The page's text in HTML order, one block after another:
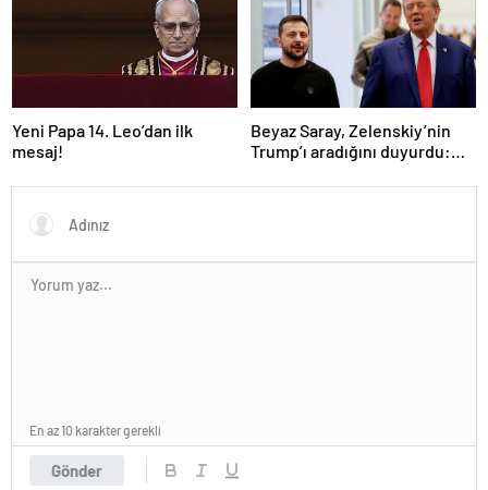
Yeni Papa 14. Leo’dan ilk
mesaj!
Beyaz Saray, Zelenskiy’nin
Trump’ı aradığını duyurdu:
oldu”
Gönder
En az 10 karakter gerekli